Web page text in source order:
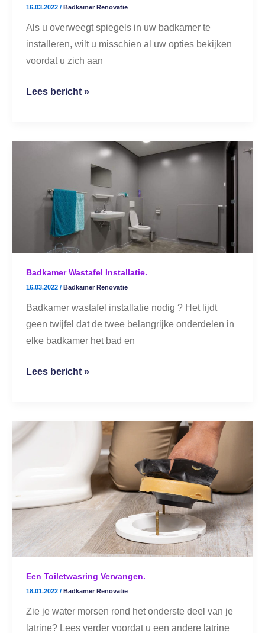
16.03.2022 / Badkamer Renovatie
Als u overweegt spiegels in uw badkamer te
installeren, wilt u misschien al uw opties bekijken
voordat u zich aan
Lees bericht »
Badkamer Wastafel Installatie.
16.03.2022 / Badkamer Renovatie
Badkamer wastafel installatie nodig ? Het lijdt
geen twijfel dat de twee belangrijke onderdelen in
elke badkamer het bad en
Lees bericht »
Een Toiletwasring Vervangen.
18.01.2022 / Badkamer Renovatie
Zie je water morsen rond het onderste deel van je
latrine? Lees verder voordat u een andere latrine
Een
toiletwasring